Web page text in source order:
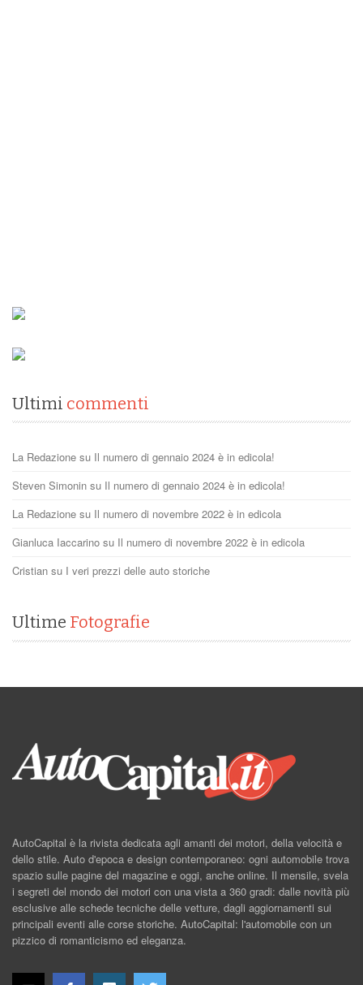
Ultimi commenti
La Redazione su Il numero di gennaio 2024 è in edicola!
Steven Simonin su Il numero di gennaio 2024 è in edicola!
La Redazione su Il numero di novembre 2022 è in edicola
Gianluca Iaccarino su Il numero di novembre 2022 è in edicola
Cristian su I veri prezzi delle auto storiche
Ultime Fotografie
AutoCapital è la rivista dedicata agli amanti dei motori, della velocità e
dello stile. Auto d'epoca e design contemporaneo: ogni automobile trova
spazio sulle pagine del magazine e oggi, anche online. Il mensile, svela
i segreti del mondo dei motori con una vista a 360 gradi: dalle novità più
esclusive alle schede tecniche delle vetture, dagli aggiornamenti sui
principali eventi alle corse storiche. AutoCapital: l'automobile con un
pizzico di romanticismo ed eleganza.